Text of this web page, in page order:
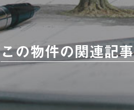
この物件の関連記事